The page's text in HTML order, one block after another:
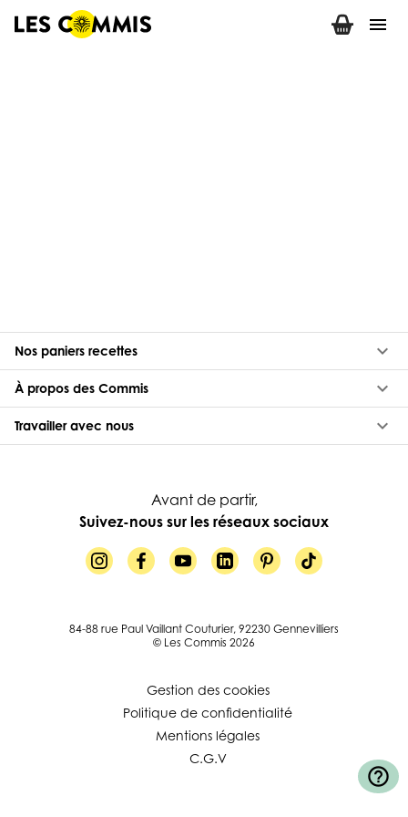
menu
Nos paniers recettes keyboard_arrow_down
À propos des Commis keyboard_arrow_down
Travailler avec nous keyboard_arrow_down
Avant de partir,
Suivez-nous sur les réseaux sociaux
84-88 rue Paul Vaillant Couturier, 92230 Gennevilliers
© Les Commis 2026
Gestion des cookies
Politique de confidentialité
Mentions légales
C.G.V
help_outline